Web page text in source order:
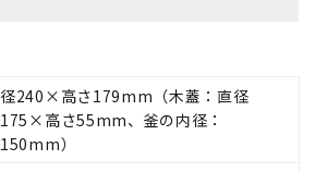
径240×高さ179mm（木蓋：直径
175×高さ55mm、釜の内径：
150mm）